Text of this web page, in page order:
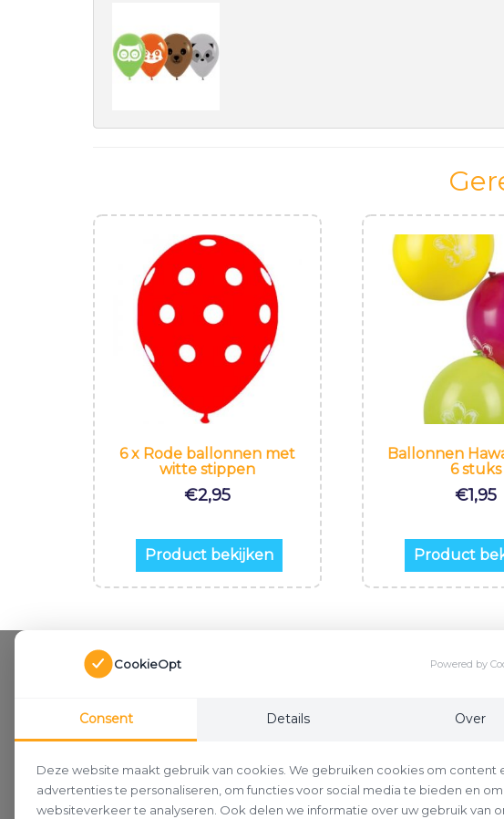
6 x Rode ballonnen met
witte stippen
€2,95
Product bekijken
Ballonnen
6 stuks
€1,95
Product
CookieOpt Powered by
Consent Details Over
Deze website maakt gebruik van cookies. We gebruiken cookies om content
advertenties te personaliseren, om functies voor social media te bieden en
websiteverkeer te analyseren. Ook delen we informatie over uw gebruik van